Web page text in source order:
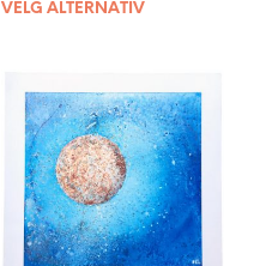
VELG ALTERNATIV